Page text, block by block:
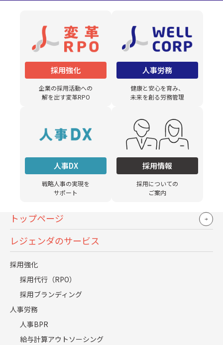
採用強化
企業の採用活動への
解を出す変革RPO
人事労務
健康と安心を育み、
未来を創る労務管理
人事DX
戦略人事の実現を
サポート
採用情報
採用についての
ご案内
トップページ
レジェンダのサービス
採用強化
採用代行（RPO）
採用ブランディング
人事労務
人事BPR
給与計算アウトソーシング
担当者が辞めたり、長期に休んだりした場合の新規採
用するためのコスト
新規採用した場合の教育の為のコスト（引き継ぎ工数
など）
担当者を管理監督する人のマネジメントコスト
務理解にかかるコスト
といったコストがその方に仕事をしてもらうためにかかっ
ているのです。
更に言えば、自社の事業領域に精通している自社社員に、
自社の事業戦略に近い仕事をしてもらうことが「できな
い」ことも機会損失という意味でコストに計上可能なはず
です。
もちろん、上記マイカーの例で、所有をやめれば即なくな
らない費用(例えば、自宅に付属の駐車場代)のように、アウ
ますし、一概にコストとして可視化することが難しいもの
も含まれています。